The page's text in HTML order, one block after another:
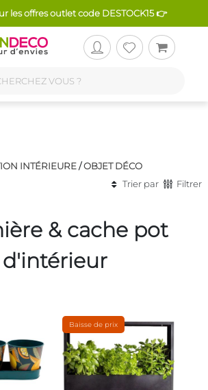
les offres outlet code DESTOCK15 👉
INTÉRIEURE/OBJET DÉCO
Trier par
Filtrer
& cache pot
d'intérieur
Baisse de prix